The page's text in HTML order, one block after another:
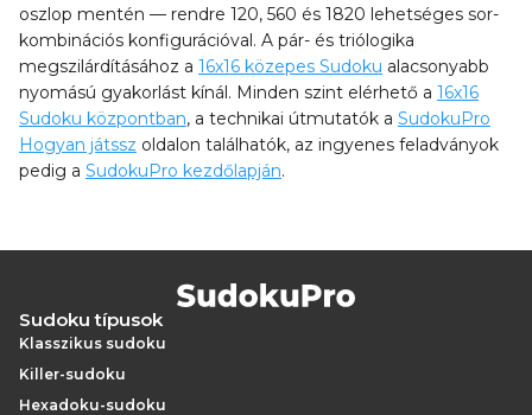
oszlop mentén — rendre 120, 560 és 1820 lehetséges sor-
kombinációs konfigurációval. A pár- és triólogika
megszilárdításához a 16x16 közepes Sudoku alacsonyabb
nyomású gyakorlást kínál. Minden szint elérhető a 16x16
Sudoku központban, a technikai útmutatók a SudokuPro
Hogyan játssz oldalon találhatók, az ingyenes feladványok
pedig a SudokuPro kezdőlapján.
Sudoku típusok
Klasszikus sudoku
Killer-sudoku
Hexadoku-sudoku